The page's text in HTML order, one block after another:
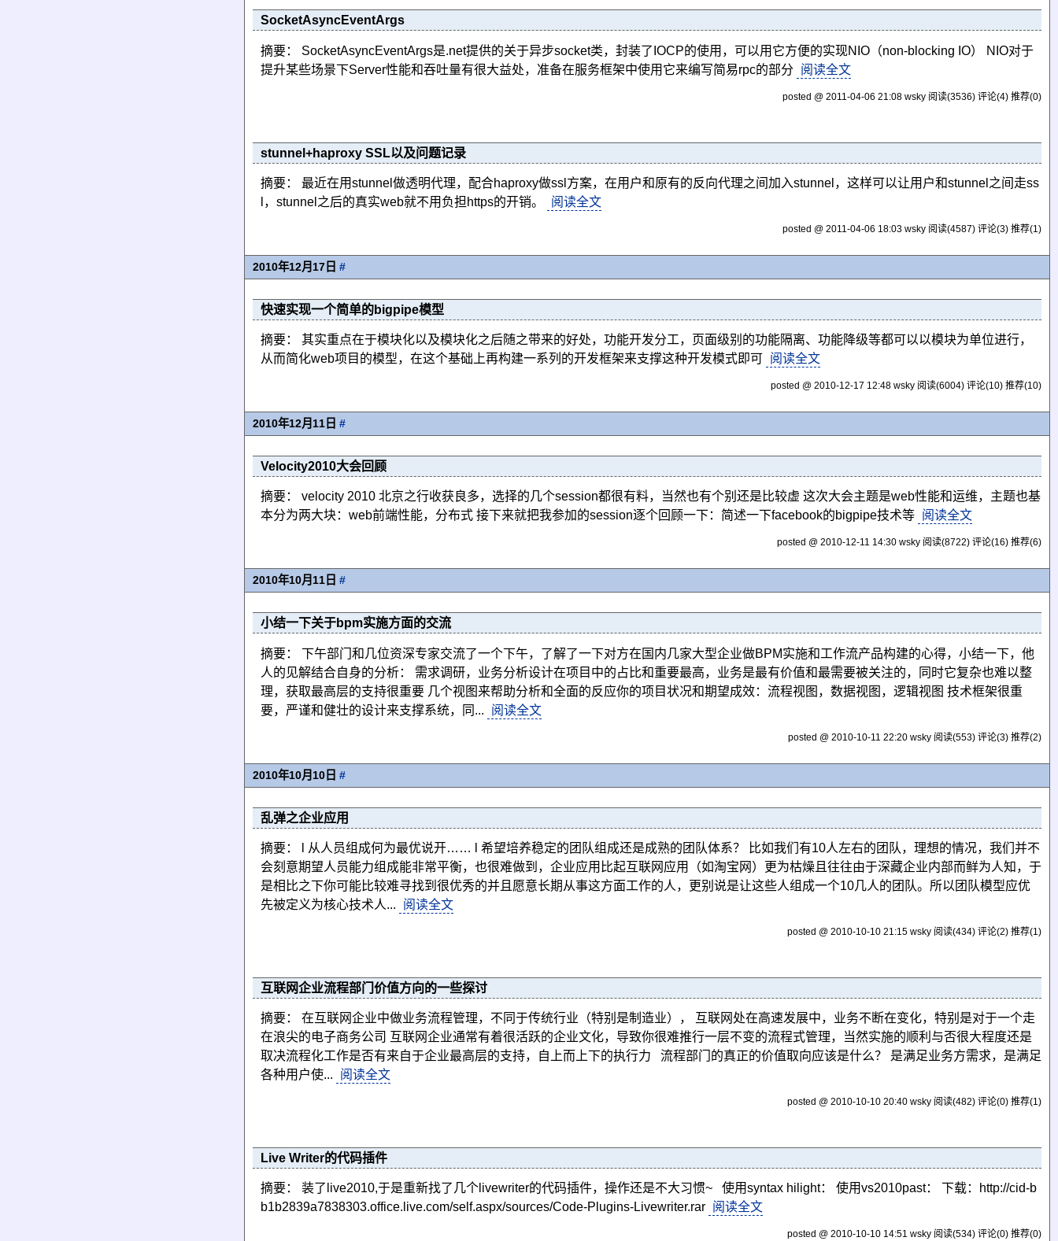
SocketAsyncEventArgs
摘要： SocketAsyncEventArgs是.net提供的关于异步socket类，封装了IOCP的使用，可以用它方便的实现NIO（non-blocking IO） NIO对于
提升某些场景下Server性能和吞吐量有很大益处，准备在服务框架中使用它来编写简易rpc的部分
阅读全文
posted @ 2011-04-06 21:08 wsky 阅读(3536) 评论(4) 推荐(0)
stunnel+haproxy SSL以及问题记录
摘要： 最近在用stunnel做透明代理，配合haproxy做ssl方案，在用户和原有的反向代理之间加入stunnel，这样可以让用户和stunnel之间走ss
l，stunnel之后的真实web就不用负担https的开销。
阅读全文
posted @ 2011-04-06 18:03 wsky 阅读(4587) 评论(3) 推荐(1)
2010年12月17日 #
快速实现一个简单的bigpipe模型
摘要： 其实重点在于模块化以及模块化之后随之带来的好处，功能开发分工，页面级别的功能隔离、功能降级等都可以以模块为单位进行，
从而简化web项目的模型，在这个基础上再构建一系列的开发框架来支撑这种开发模式即可 阅读全文
posted @ 2010-12-17 12:48 wsky 阅读(6004) 评论(10) 推荐(10)
2010年12月11日 #
Velocity2010大会回顾
摘要： velocity 2010 北京之行收获良多，选择的几个session都很有料，当然也有个别还是比较虚 这次大会主题是web性能和运维，主题也基
本分为两大块：web前端性能，分布式 接下来就把我参加的session逐个回顾一下：简述一下facebook的bigpipe技术等 阅读全文
posted @ 2010-12-11 14:30 wsky 阅读(8722) 评论(16) 推荐(6)
2010年10月11日 #
小结一下关于bpm实施方面的交流
摘要： 下午部门和几位资深专家交流了一个下午，了解了一下对方在国内几家大型企业做BPM实施和工作流产品构建的心得，小结一下，他
人的见解结合自身的分析： 需求调研，业务分析设计在项目中的占比和重要最高，业务是最有价值和最需要被关注的，同时它复杂也难以整
理，获取最高层的支持很重要 几个视图来帮助分析和全面的反应你的项目状况和期望成效：流程视图，数据视图，逻辑视图 技术框架很重
要，严谨和健壮的设计来支撑系统，同...
阅读全文
posted @ 2010-10-11 22:20 wsky 阅读(553) 评论(3) 推荐(2)
2010年10月10日 #
乱弹之企业应用
摘要： l 从人员组成何为最优说开…… l 希望培养稳定的团队组成还是成熟的团队体系？ 比如我们有10人左右的团队，理想的情况，我们并不
会刻意期望人员能力组成能非常平衡，也很难做到，企业应用比起互联网应用（如淘宝网）更为枯燥且往往由于深藏企业内部而鲜为人知，于
是相比之下你可能比较难寻找到很优秀的并且愿意长期从事这方面工作的人，更别说是让这些人组成一个10几人的团队。所以团队模型应优
先被定义为核心技术人...
阅读全文
posted @ 2010-10-10 21:15 wsky 阅读(434) 评论(2) 推荐(1)
互联网企业流程部门价值方向的一些探讨
摘要： 在互联网企业中做业务流程管理，不同于传统行业（特别是制造业）， 互联网处在高速发展中，业务不断在变化，特别是对于一个走
在浪尖的电子商务公司 互联网企业通常有着很活跃的企业文化，导致你很难推行一层不变的流程式管理，当然实施的顺利与否很大程度还是
取决流程化工作是否有来自于企业最高层的支持，自上而上下的执行力 流程部门的真正的价值取向应该是什么？ 是满足业务方需求，是满足
各种用户使...
阅读全文
posted @ 2010-10-10 20:40 wsky 阅读(482) 评论(0) 推荐(1)
Live Writer的代码插件
摘要： 装了live2010,于是重新找了几个livewriter的代码插件，操作还是不大习惯~ 使用syntax hilight： 使用vs2010past： 下载：http://cid-b
b1b2839a7838303.office.live.com/self.aspx/sources/Code-Plugins-Livewriter.rar 阅读全文
posted @ 2010-10-10 14:51 wsky 阅读(534) 评论(0) 推荐(0)